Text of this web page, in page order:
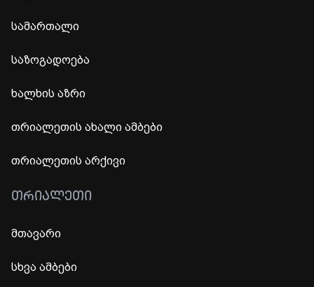
სამართალი
საზოგადოება
ხალხის აზრი
თრიალეთის ახალი ამბები
თრიალეთის არქივი
ᲗᲠᲘᲐᲚᲔᲗᲘ
მთავარი
სხვა ამბები